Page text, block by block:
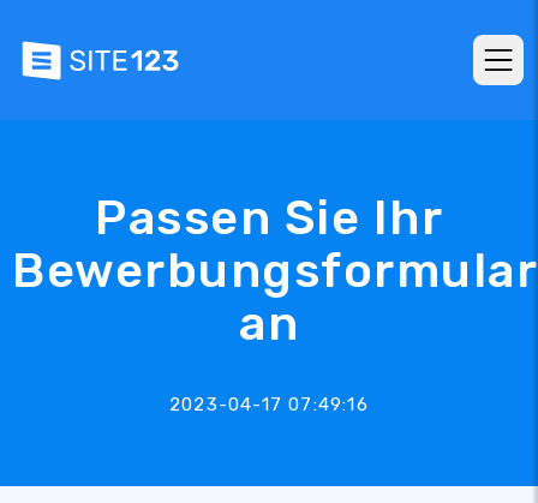
Passen Sie Ihr
Bewerbungsformular
an
2023-04-17 07:49:16